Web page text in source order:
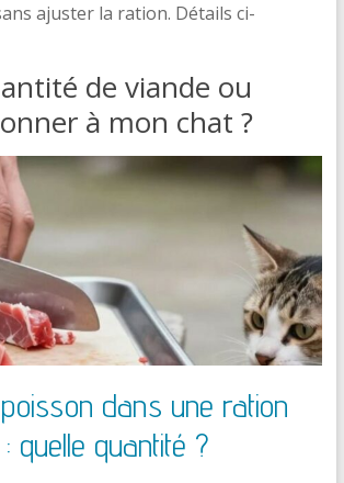
ajuster la ration. Détails ci-
de viande ou
à mon chat ?
dans une ration
quelle quantité ?